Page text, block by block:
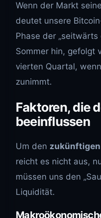
Wenn der Markt
deutet unsere
Phase der
Sommer hin, gefolgt
vierten Quartal,
zunimmt.
Faktoren, die
beeinflussen
Um den
reicht es nicht aus,
müssen uns den
Liquidität.